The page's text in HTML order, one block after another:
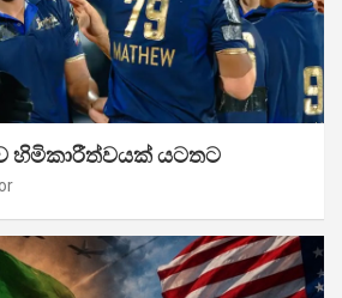
හිමිකාරීත්වයක් යටතට